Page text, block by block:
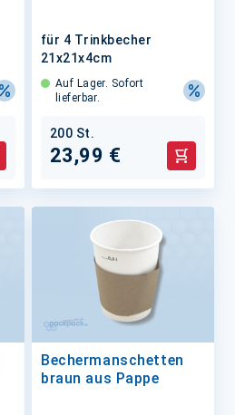
den Warenkorb
für 4 Trinkbecher
21x21x4cm
Auf Lager. Sofort
lieferbar.
200 St.
23,99 € In den
Bechermanschetten
braun aus Pappe